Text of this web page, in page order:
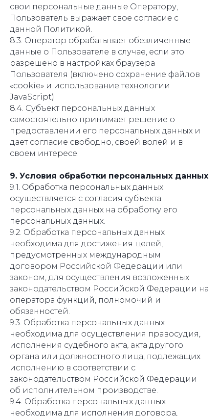
свои персональные данные Оператору,
Пользователь выражает свое согласие с
данной Политикой.
8.3. Оператор обрабатывает обезличенные
данные о Пользователе в случае, если это
разрешено в настройках браузера
Пользователя (включено сохранение файлов
«cookie» и использование технологии
JavaScript).
8.4. Субъект персональных данных
самостоятельно принимает решение о
предоставлении его персональных данных и
дает согласие свободно, своей волей и в
своем интересе.
9. Условия обработки персональных данных
9.1. Обработка персональных данных
осуществляется с согласия субъекта
персональных данных на обработку его
персональных данных.
9.2. Обработка персональных данных
необходима для достижения целей,
предусмотренных международным
договором Российской Федерации или
законом, для осуществления возложенных
законодательством Российской Федерации на
оператора функций, полномочий и
обязанностей.
9.3. Обработка персональных данных
необходима для осуществления правосудия,
исполнения судебного акта, акта другого
органа или должностного лица, подлежащих
исполнению в соответствии с
законодательством Российской Федерации
об исполнительном производстве.
9.4. Обработка персональных данных
необходима для исполнения договора,